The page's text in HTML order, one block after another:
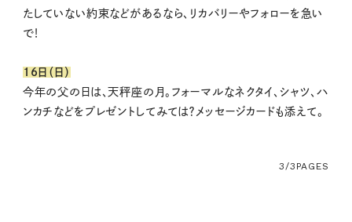
たしていない約束などがあるなら、リカバリーやフォローを急い
で！
16日（日）
今年の父の日は、天秤座の月。フォーマルなネクタイ、シャツ、ハ
ンカチなどをプレゼントしてみては？メッセージカードも添えて。
3/3 PAGES